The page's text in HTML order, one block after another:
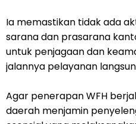
Ia memastikan tidak ada
sarana dan prasarana
untuk penjagaan dan
jalannya pelayanan
Agar penerapan WFH
daerah menjamin